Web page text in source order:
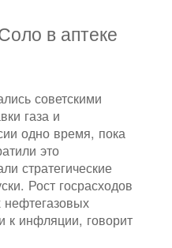
в аптеке
советскими
газа и
одно время, пока
это
стратегические
Рост госрасходов
нефтегазовых
к инфляции, говорит